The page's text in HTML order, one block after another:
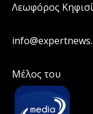
Λεωφόρος
Μέλος του